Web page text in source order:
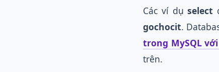
Các ví dụselect
gochocit.
trong MySQL với
trên.